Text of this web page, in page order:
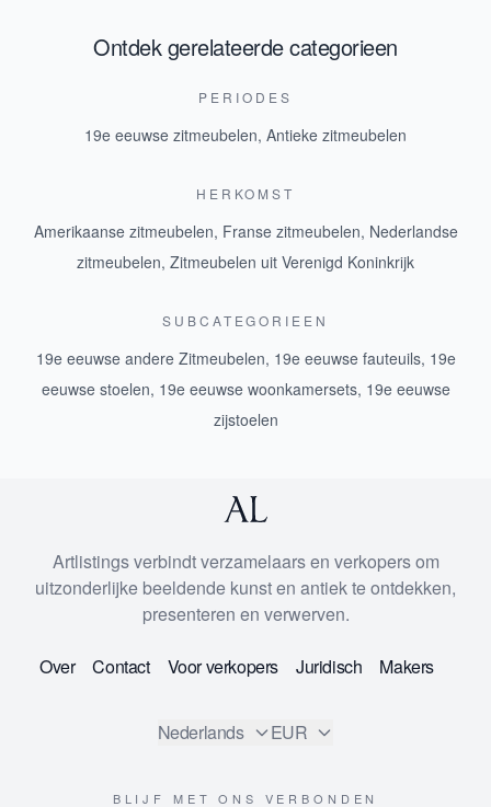
Ontdek gerelateerde categorieen
PERIODES
19e eeuwse zitmeubelen, Antieke zitmeubelen
HERKOMST
Amerikaanse zitmeubelen, Franse zitmeubelen, Nederlandse
zitmeubelen, Zitmeubelen uit Verenigd Koninkrijk
SUBCATEGORIEEN
19e eeuwse andere Zitmeubelen, 19e eeuwse fauteuils, 19e
eeuwse stoelen, 19e eeuwse woonkamersets, 19e eeuwse
zijstoelen
Artlistings verbindt verzamelaars en verkopers om
uitzonderlijke beeldende kunst en antiek te ontdekken,
presenteren en verwerven.
Over Contact Voor verkopers Juridisch Makers
Nederlands EUR
BLIJF MET ONS VERBONDEN